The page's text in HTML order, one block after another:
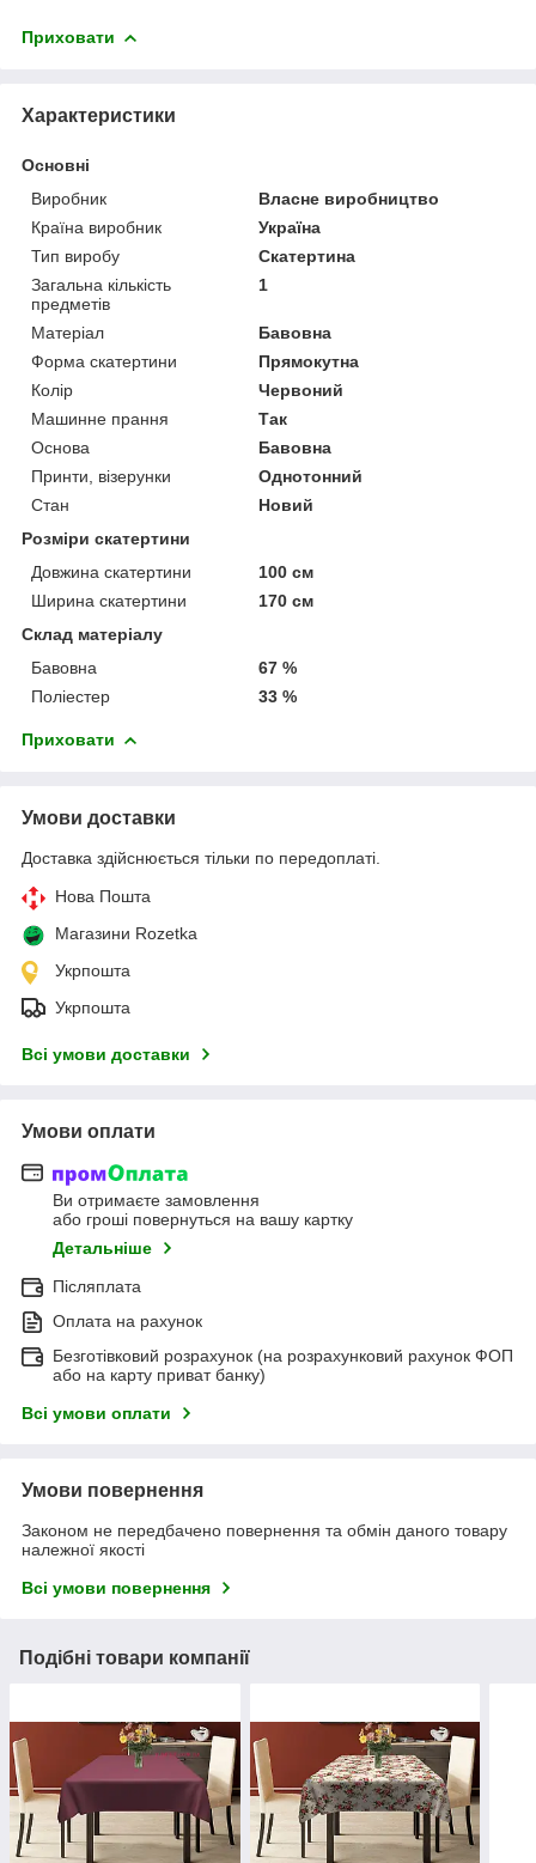
Приховати
Характеристики
Основні
Виробник
Власне виробництво
Країна виробник
Україна
Тип виробу
Скатертина
Загальна кількість
предметів
1
Матеріал
Бавовна
Форма скатертини
Прямокутна
Колір
Червоний
Машинне прання
Так
Основа
Бавовна
Принти, візерунки
Однотонний
Стан
Новий
Розміри скатертини
Довжина скатертини
100 см
Ширина скатертини
170 см
Склад матеріалу
Бавовна
67 %
Поліестер
33 %
Приховати
Умови доставки
Доставка здійснюється тільки по передоплаті.
Нова Пошта
Магазини Rozetka
Укрпошта
Укрпошта
Всі умови доставки
Умови оплати
Ви отримаєте замовлення
або гроші повернуться на вашу картку
Детальніше
Післяплата
Оплата на рахунок
Безготівковий розрахунок (на розрахунковий рахунок ФОП
або на карту приват банку)
Всі умови оплати
Умови повернення
Законом не передбачено повернення та обмін даного товару
належної якості
Всі умови повернення
Подібні товари компанії